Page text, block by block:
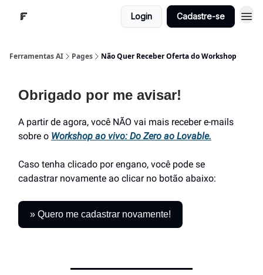
Login Cadastre-se
Ferramentas AI Pages Não Quer Receber Oferta do Workshop
Obrigado por me avisar!
A partir de agora, você NÃO vai mais receber e-mails
sobre o Workshop ao vivo: Do Zero ao Lovable.
Caso tenha clicado por engano, você pode se
cadastrar novamente ao clicar no botão abaixo:
» Quero me cadastrar novamente!